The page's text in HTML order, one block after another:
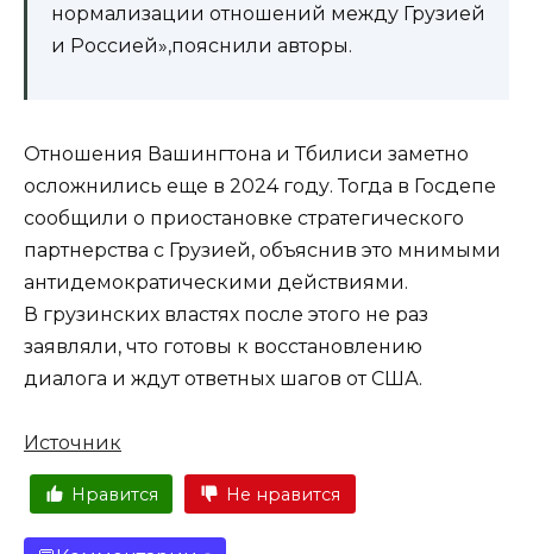
нормализации отношений между Грузией
и Россией»,пояснили авторы.
Отношения Вашингтона и Тбилиси заметно
осложнились еще в 2024 году. Тогда в Госдепе
сообщили о приостановке стратегического
партнерства с Грузией, объяснив это мнимыми
антидемократическими действиями.
В грузинских властях после этого не раз
заявляли, что готовы к восстановлению
диалога и ждут ответных шагов от США.
Источник
Нравится Не нравится